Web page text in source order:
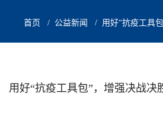
首页 / 公益新闻 / 用好“抗疫工具
用好“抗疫工具包”，增强决战决